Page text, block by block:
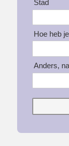
Stad
Hoe heb
Anders,